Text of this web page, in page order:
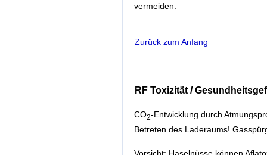
vermeiden.
Zurück zum Anfang
RF Toxizität /
CO2-Entwicklung durch
Betreten des Laderaums!
Vorsicht: Haselnüsse können